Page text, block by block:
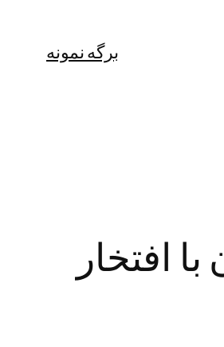
برگه نمونه
افتخار